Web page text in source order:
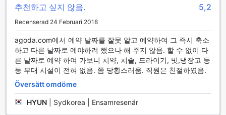
biljetter till lokala attraktioner och evenemang, vilket
På Hotel Clarion Jawalakhel i Katmandu kan gästerna njuta
av en rad bekväma och moderna rumfaciliteter som gör
vistelsen både avkopplande och minnesvärd. Varje rum är
utrustat med luftkonditionering, vilket säkerställer en
behaglig temperatur oavsett väderförhållandena utanför.
För att hålla sig uppdaterad med de senaste nyheterna
추천하고 싶지 않음. 5,2
Recenserad 24 Februari 2018
agoda.com에서 예약 날짜를 잘못 알고 예약하여 그 즉시 축소
하고 다른 날짜로 예야하려 했으나 해 주지 않음. 할 수 없이 다
른 날짜로 예약 하여 가보니 치약, 치솔, 드라이기, 빗,냉장고 등
등 부대 시설이 전혀 없음. 쫌 당황스러움. 직원은 친절하였음.
Översätt omdöme
HYUN Sydkorea | Ensamresenär